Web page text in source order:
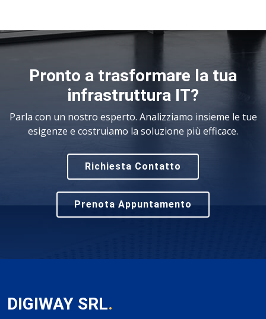
Pronto a trasformare la tua
infrastruttura IT?
Parla con un nostro esperto. Analizziamo insieme le tue
esigenze e costruiamo la soluzione più efficace.
Richiesta Contatto
Prenota Appuntamento
DIGIWAY SRL.